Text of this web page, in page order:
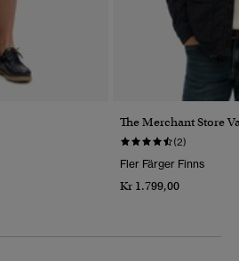
The Merchant Store
(2)
Fler Färger Finns
Kr 1.799,00